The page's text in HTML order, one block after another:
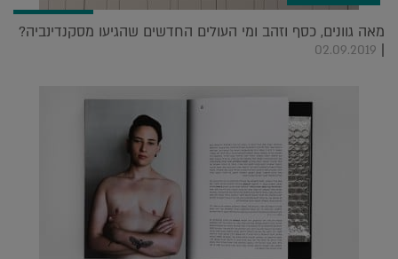
מאה גוונים, כסף וזהב ומי העולים החדשים שהגיעו מסקנדינביה?
|
02.09.2019